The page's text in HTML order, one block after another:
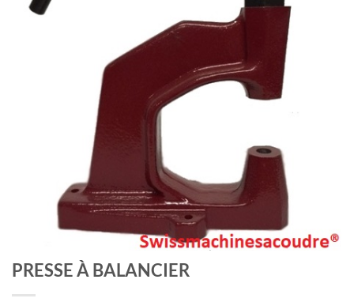
PRESSE À BALANCIER